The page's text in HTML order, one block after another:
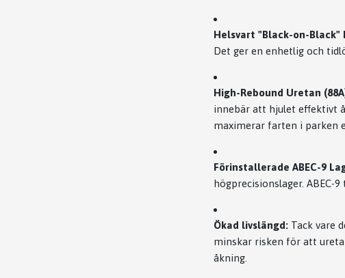
Helsvart "Black-on-Black"
Det ger en enhetlig och
High-Rebound Uretan
innebär att hjulet effektivt
maximerar farten i parken
Förinstallerade ABEC-9
högprecisionslager.
Ökad livslängd: Tack vare
minskar risken för att
åkning.